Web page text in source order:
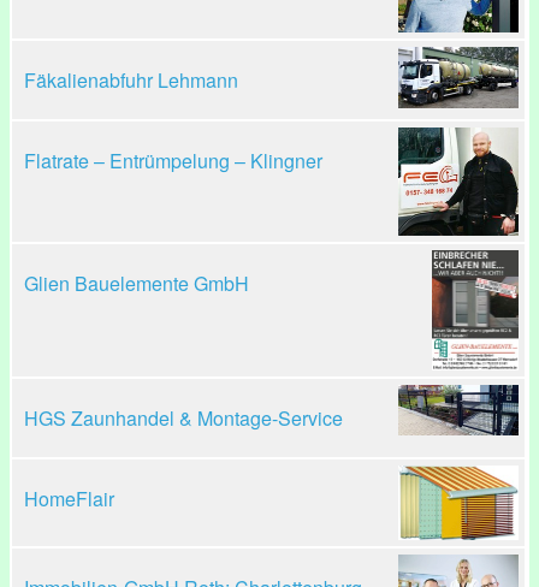
Fäkalienabfuhr Lehmann
Flatrate – Entrümpelung – Klingner
Glien Bauelemente GmbH
HGS Zaunhandel & Montage-Service
HomeFlair